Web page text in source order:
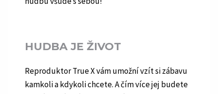
HUDBA JE ŽIVOT
Reproduktor True X vám umožní vzít si zábavu
kamkoli a kdykoli chcete. A čím více jej budete